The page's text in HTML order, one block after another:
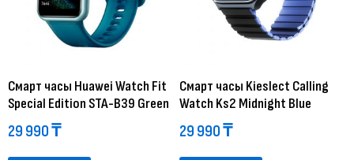
Смарт часы Huawei Watch Fit
Special Edition STA-B39 Green
29 990₸
Смарт часы Kieslect Calling
Watch Ks2 Midnight Blue
29 990₸